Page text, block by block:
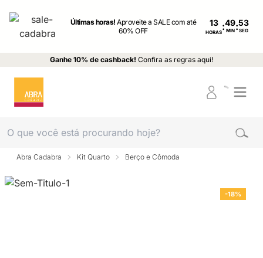
Últimas horas!Aproveite a SALE com até
60% OFF
13
HORAS: MIN : SEG
Ganhe 10% de cashback! Confira as regras aqui!
Abra Cadabra Kit Quarto Berço e Cômoda
-18%